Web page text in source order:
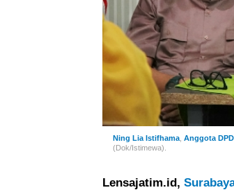
Ning Lia Istifhama Anggota
(Dok/Istimewa).
Lensajatim.id,